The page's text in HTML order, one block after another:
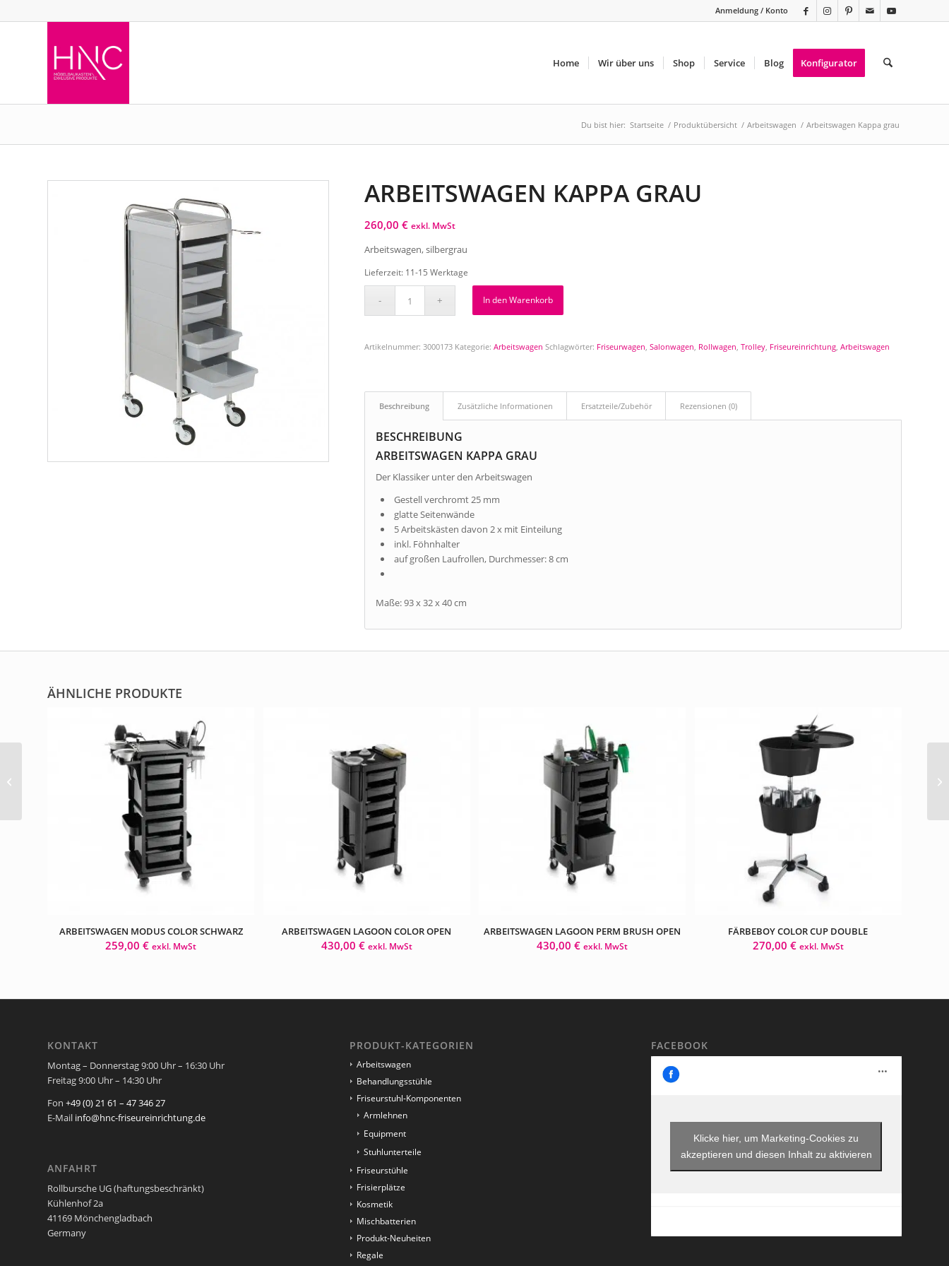
Anmeldung / Konto
Home Wir über uns Shop Service Blog Konfigurator
Du bist hier: Startseite / Produktübersicht / Arbeitswagen / Arbeitswagen Kappa grau
ARBEITSWAGEN KAPPA GRAU
260,00€ exkl. MwSt
Arbeitswagen, silbergrau
Lieferzeit: 11-15 Werktage
In den Warenkorb
Artikelnummer:3000173 Kategorie:Arbeitswagen Schlagwörter: Friseurwagen,Salonwagen, Rollwagen,Trolley, Friseureinrichtung,Arbeitswagen
Beschreibung Zusätzliche Informationen Ersatzteile/Zubehör Rezensionen (0)
BESCHREIBUNG
ARBEITSWAGEN KAPPA GRAU
Der Klassiker unter den Arbeitswagen
Gestell verchromt 25 mm
glatte Seitenwände
5 Arbeitskästen davon 2 x mit Einteilung
inkl. Föhnhalter
auf großen Laufrollen, Durchmesser: 8 cm
Maße: 93 x 32 x 40 cm
ÄHNLICHE PRODUKTE
ARBEITSWAGEN MODUS COLOR SCHWARZ
259,00€ exkl. MwSt
ARBEITSWAGEN LAGOON COLOR OPEN
430,00 € exkl. MwSt
ARBEITSWAGEN LAGOON PERM BRUSH OPEN
430,00€ exkl. MwSt
FÄRBEBOY COLOR CUP DOUBLE
270,00 € exkl. MwSt
KONTAKT
Montag – Donnerstag 9:00 Uhr – 16:30 Uhr
Freitag 9:00 Uhr – 14:30 Uhr
Fon +49 (0) 21 61 – 47 346 27
E-Mail info@hnc-friseureinrichtung.de
ANFAHRT
Rollbursche UG (haftungsbeschränkt)
Kühlenhof 2a
41169 Mönchengladbach
Germany
PRODUKT-KATEGORIEN
Arbeitswagen
Behandlungsstühle
Friseurstuhl-Komponenten
Armlehnen
Equipment
Stuhlunterteile
Friseurstühle
Frisierplätze
Kosmetik
Mischbatterien
Produkt-Neuheiten
Regale
FACEBOOK
Klicke hier, um Marketing-Cookies zu
akzeptieren und diesen Inhalt zu aktivieren